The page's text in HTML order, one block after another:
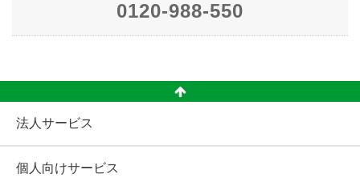
0120-988-550
法人サービス
個人向けサービス